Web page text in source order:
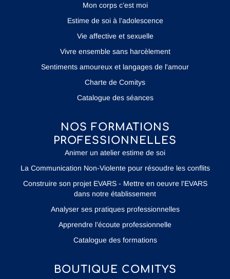
Mon corps c’est moi
Estime de soi à l’adolescence
Vie affective et sexuelle
Vivre ensemble sans harcèlement
Sentiments amoureux et langages de l'amour
Charte de Comitys
Catalogue des séances
NOS FORMATIONS
PROFESSIONNELLES
Animer un atelier estime de soi
La Communication Non-Violente pour résoudre les conflits
Construire son projet EVARS - Mettre en oeuvre l'EVARS
dans notre établissement
Analyser ses pratiques professionnelles
Apprendre l’écoute professionnelle
Catalogue des formations
BOUTIQUE COMITYS